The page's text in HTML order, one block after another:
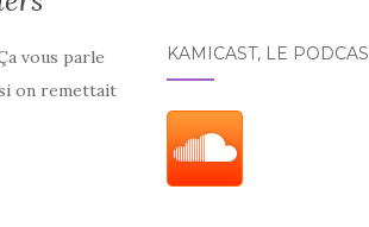
vous parle
on remettait
KAMICAST, LE